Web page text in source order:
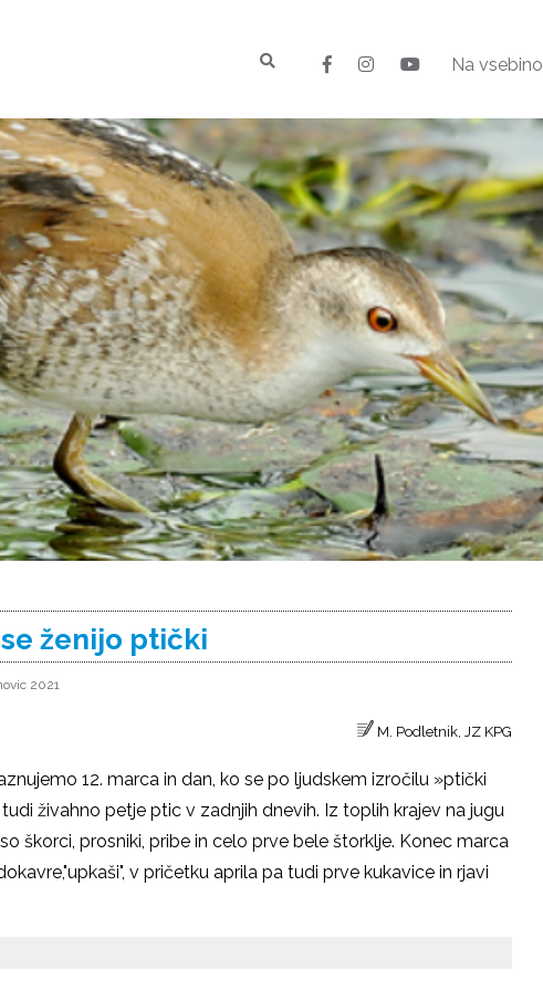
Na vsebino
ženijo ptički
2021
M. Podletnik, JZ KPG
12. marca in dan, ko se po ljudskem izročilu »ptički
živahno petje ptic v zadnjih dnevih. Iz toplih krajev na jugu
škorci, prosniki, pribe in celo prve bele štorklje. Konec marca
v pričetku aprila pa tudi prve kukavice in rjavi